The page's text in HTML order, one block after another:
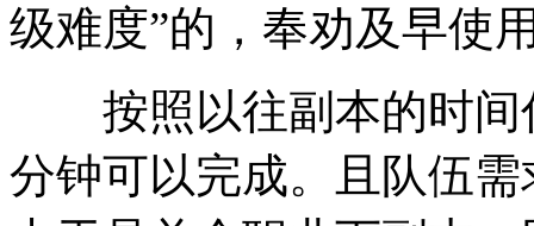
级难度”的，奉劝及早使
按照以往副本的时间
分钟可以完成。且队伍